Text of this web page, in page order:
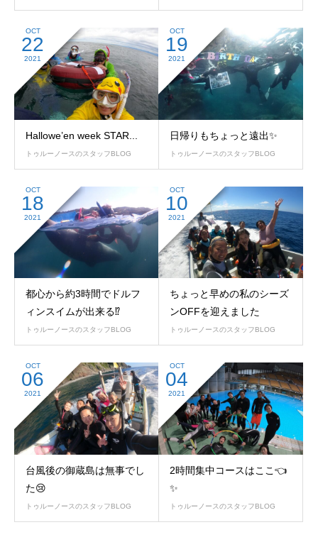
OCT
22
2021
Hallowe’en week STAR...
トゥルーノースのスタッフBLOG
OCT
19
2021
日帰りもちょっと遠出✨
トゥルーノースのスタッフBLOG
OCT
18
2021
都心から約3時間でドルフ
ィンスイムが出来る⁉
トゥルーノースのスタッフBLOG
OCT
10
2021
ちょっと早めの私のシーズ
ンOFFを迎えました
トゥルーノースのスタッフBLOG
OCT
06
2021
台風後の御蔵島は無事でし
た😢
トゥルーノースのスタッフBLOG
OCT
04
2021
2時間集中コースはここ👈
✨
トゥルーノースのスタッフBLOG